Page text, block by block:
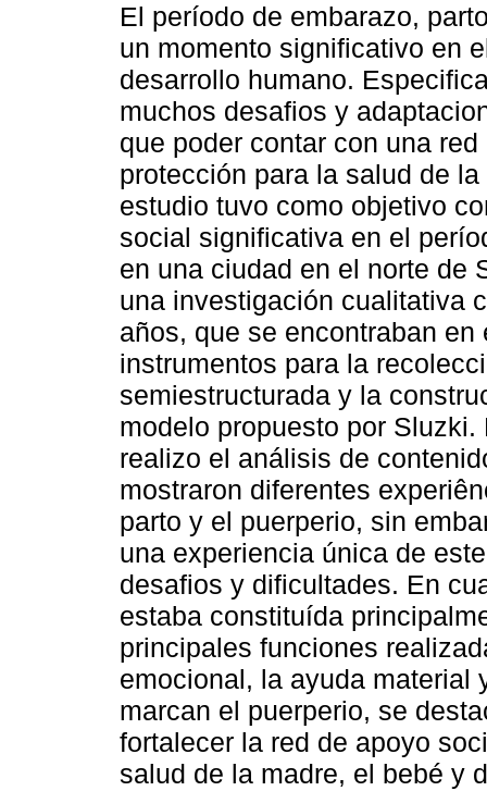
El período de embarazo,
un momento significativo en
desarrollo humano.
muchos desafios y
que poder contar con una
protección para la salud de
estudio tuvo como objetivo
social significativa en el
en una ciudad en el norte de
una investigación cualitativa
años, que se encontraban
instrumentos para la
semiestructurada y la
modelo propuesto por
realizo el análisis de
mostraron diferentes
parto y el puerperio, sin
una experiencia única de
desafios y dificultades. En
estaba constituída
principales funciones
emocional, la ayuda material
marcan el puerperio, se
fortalecer la red de apoyo
salud de la madre, el bebé y